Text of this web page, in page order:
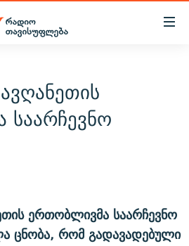
ერთობლივმა საარჩევნო
ცნობა, რომ გადავადებული